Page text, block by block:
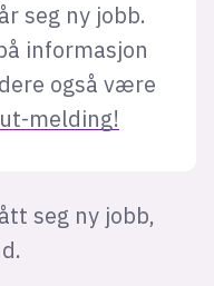
seg ny jobb.
informasjon
også være
melding!
seg ny jobb,